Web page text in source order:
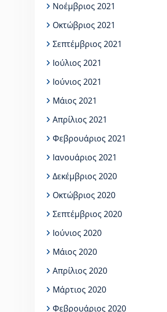
Νοέμβριος 2021
Οκτώβριος 2021
Σεπτέμβριος 2021
Ιούλιος 2021
Ιούνιος 2021
Μάιος 2021
Απρίλιος 2021
Φεβρουάριος 2021
Ιανουάριος 2021
Δεκέμβριος 2020
Οκτώβριος 2020
Σεπτέμβριος 2020
Ιούνιος 2020
Μάιος 2020
Απρίλιος 2020
Μάρτιος 2020
Φεβρουάριος 2020